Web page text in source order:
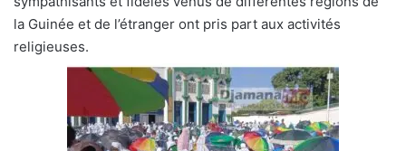
la Guinée et de l’étranger ont pris part aux activités
religieuses.